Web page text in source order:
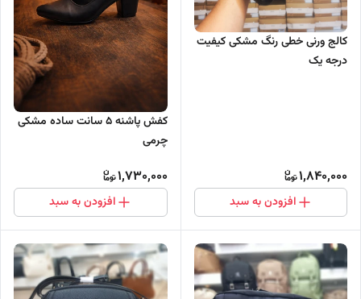
کالج ورنی خطی رنگ مشکی کیفیت
درجه یک
1,840,000
افزودن به سبد
کفش پاشنه 5 سانت ساده مشکی
چرمی
1,730,000
افزودن به سبد